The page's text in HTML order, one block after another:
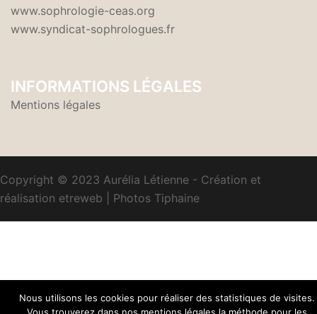
www.sophrologie-ceas.org
www.syndicat-sophrologues.fr
INFORMATIONS LÉGALES
Mentions légales
Copyright © 2023 Aurélia Létienne - Création et
réalisation etreweb Photos Tiphaine
Nous utilisons les cookies pour réaliser des statistiques de visites.